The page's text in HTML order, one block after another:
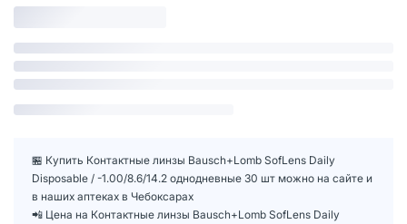
🏪 Купить Контактные линзы Bausch+Lomb SofLens Daily
Disposable / -1.00/8.6/14.2 однодневные 30 шт можно на сайте и
в наших аптеках в Чебоксарах
📲 Цена на Контактные линзы Bausch+Lomb SofLens Daily